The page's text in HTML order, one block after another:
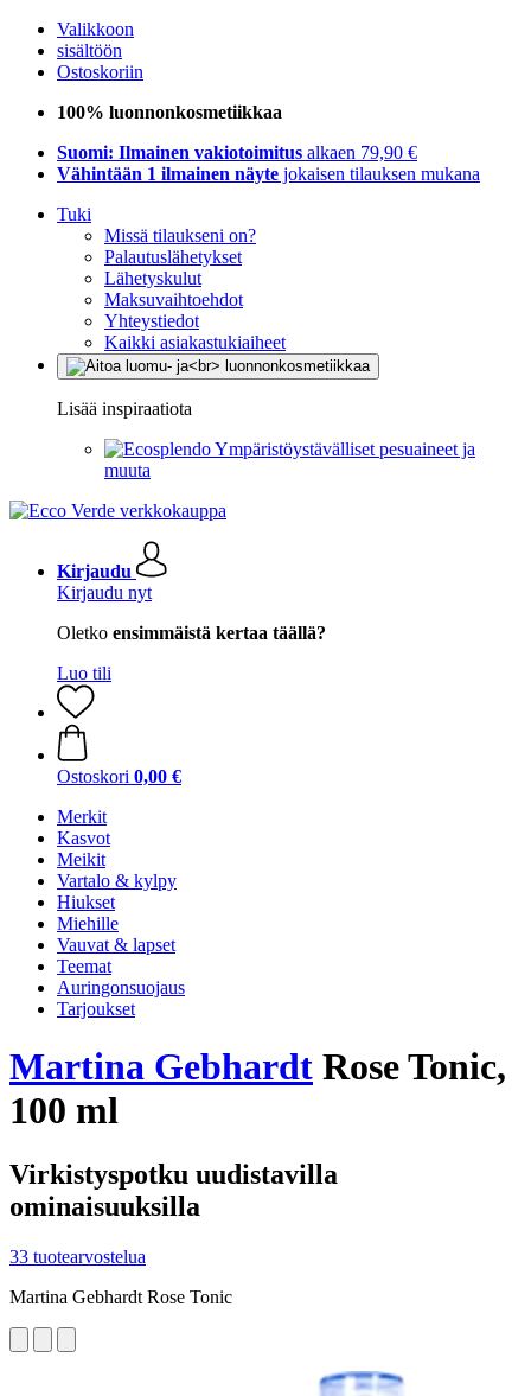
Valikkoon
sisältöön
Ostoskoriin
100% luonnonkosmetiikkaa
Suomi: Ilmainen vakiotoimitus alkaen 79,90 €
Vähintään 1 ilmainen näyte jokaisen tilauksen mukana
Tuki
Missä tilaukseni on?
Palautuslähetykset
Lähetyskulut
Maksuvaihtoehdot
Yhteystiedot
Kaikki asiakastukiaiheet
Lisää inspiraatiota
Ympäristöystävälliset pesuaineet ja
muuta
Kirjaudu
Kirjaudu nyt
Oletko ensimmäistä kertaa täällä?
Luo tili
Ostoskori 0,00 €
Merkit
Kasvot
Meikit
Vartalo & kylpy
Hiukset
Miehille
Vauvat & lapset
Teemat
Auringonsuojaus
Tarjoukset
Martina Gebhardt Rose Tonic,
100 ml
Virkistyspotku uudistavilla
ominaisuuksilla
33 tuotearvostelua
Martina Gebhardt Rose Tonic